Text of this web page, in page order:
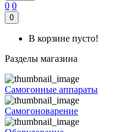
0 0
0
В корзине пусто!
Разделы магазина
Самогонные аппараты
Самогоноварение